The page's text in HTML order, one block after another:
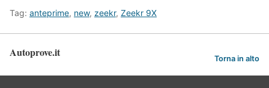
Tag: anteprime, new, zeekr, Zeekr 9X
Autoprove.it Torna in alto